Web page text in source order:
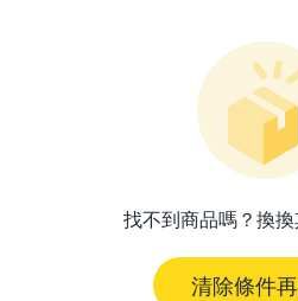
找不到商品嗎？換換
清除條件